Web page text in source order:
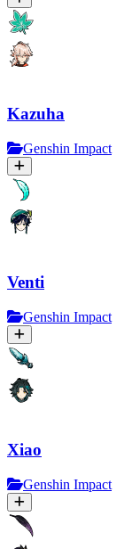
Kazuha
Genshin Impact
Venti
Genshin Impact
Xiao
Genshin Impact